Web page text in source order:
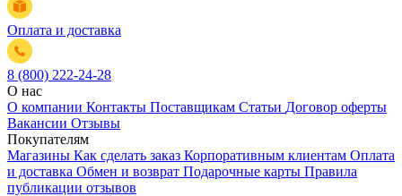
Оплата и доставка
8 (800) 222-24-28
О нас
О компании Контакты Поставщикам Статьи Договор оферты
Вакансии Отзывы
Покупателям
Магазины Как сделать заказ Корпоративным клиентам Оплата
и доставка Обмен и возврат Подарочные карты Правила
публикации отзывов